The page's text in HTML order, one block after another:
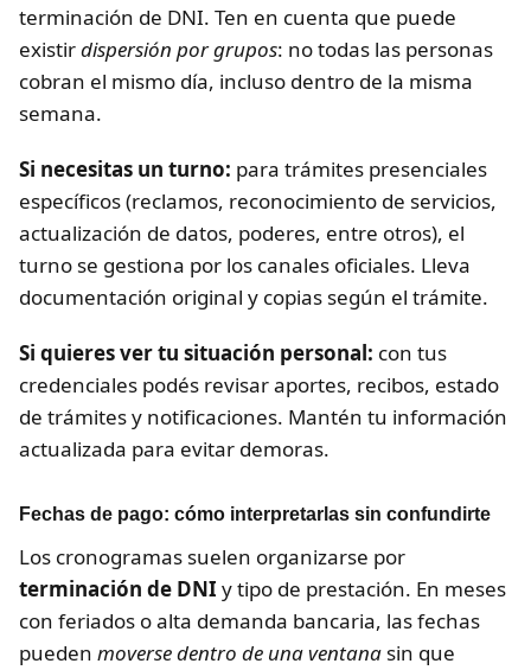
terminación de DNI. Ten en cuenta que puede
existirdispersión por grupos: no todas las personas
cobran el mismo día, incluso dentro de la misma
semana.
Si necesitas un turno: para trámites presenciales
específicos (reclamos, reconocimiento de servicios,
actualización de datos, poderes, entre otros), el
turno se gestiona por los canales oficiales. Lleva
documentación original y copias según el trámite.
Si quieres ver tu situación personal: con tus
credenciales podés revisar aportes, recibos, estado
de trámites y notificaciones. Mantén tu información
actualizada para evitar demoras.
Fechas de pago: cómo interpretarlas sin confundirte
Los cronogramas suelen organizarse por
terminación de DNI y tipo de prestación. En meses
con feriados o alta demanda bancaria, las fechas
pueden moverse dentro de una ventana sin que